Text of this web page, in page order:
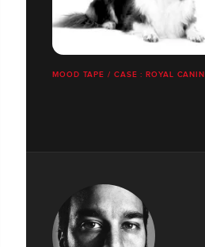
MOOD TAPE / CASE : ROYAL CANIN